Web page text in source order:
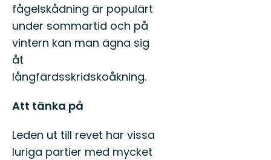
fågelskådning är populärt
under sommartid och på
vintern kan man ägna sig
åt
långfärdsskridskoåkning.
Att tänka på
Leden ut till revet har vissa
luriga partier med mycket